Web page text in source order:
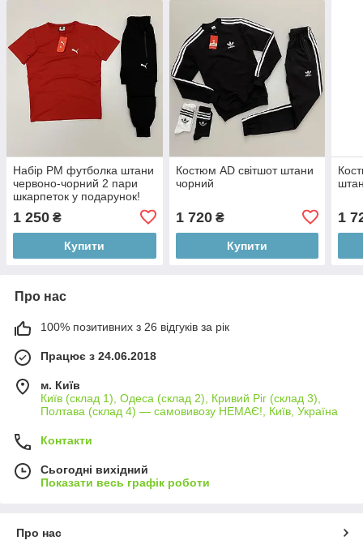
Набір PM футболка штани
червоно-чорний 2 пари
шкарпеток у подарунок!
1 250 ₴
Купити
Костюм AD світшот штани
чорний
1 720₴
Купити
1
Про нас
100% позитивних з 26 відгуків за рік
Працює з 24.06.2018
м. Київ
Київ (склад 1), Одеса (склад 2), Кривий Ріг (склад 3),
Полтава (склад 4) — самовивозу НЕМАЄ!, Київ, Україна
Контакти
Сьогодні вихідний
Показати весь графік роботи
Про нас